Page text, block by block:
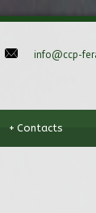
info@ccp-
Contacts
+